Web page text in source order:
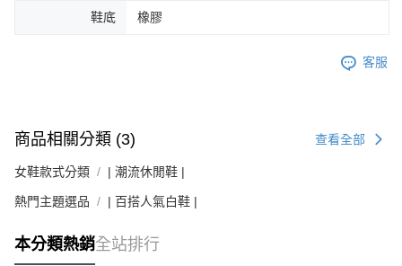
鞋底 橡膠
客服
商品相關分類 (3) 查看全部
女鞋款式分類 | 潮流休閒鞋 |
熱門主題選品 | 百搭人氣白鞋 |
本分類熱銷全站排行